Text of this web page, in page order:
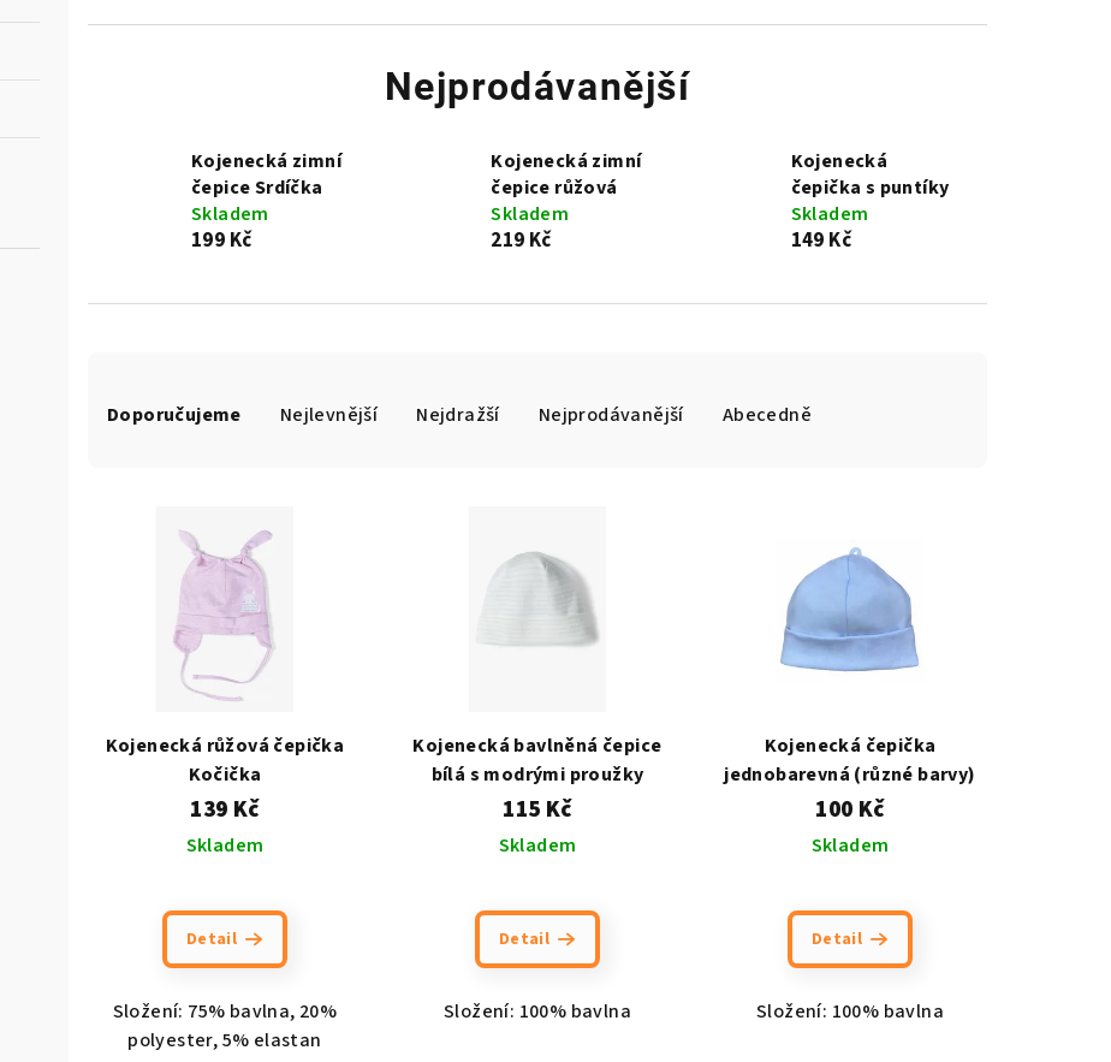
Nejprodávanější
Kojenecká zimní
čepice Srdíčka
Skladem
199 Kč
Kojenecká zimní
čepice růžová
Skladem
219 Kč
Kojenecká
čepička s puntíky
Skladem
149 Kč
a
o
Doporučujeme Nejlevnější Nejdražší Nejprodávanější Abecedně
pKojenecká růžová čepička
Kočička
139 Kč
Skladem
Detail
Složení: 75% bavlna, 20%
polyester, 5% elastan
Kojenecká bavlněná čepice
bílá s modrými proužky
115 Kč
Skladem
Detail
Složení: 100% bavlna
Kojenecká čepička
jednobarevná (různé barvy)
100 Kč
Skladem
Detail
Složení: 100% bavlna